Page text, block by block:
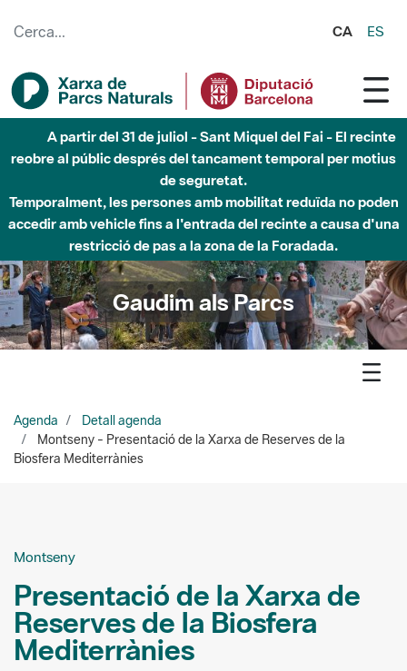
CA ES
Fins al desembre de 2026 - Parc Fluvial Besòs -
Afectacions a la llera del Parc Fluvial del Besòs degut a
obres de construcció d'una passera sobre el riu
Gaudim als Parcs
Agenda
Detall agenda
Reserves de la Biosfera
Mediterrànies
Visites guiades | Actes i presentacions